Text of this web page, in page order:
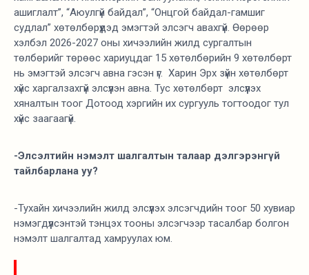
ашиглалт”, “Аюулгүй байдал”, “Онцгой байдал-гамшиг
судлал” хөтөлбөрүүдэд эмэгтэй элсэгч авахгүй. Өөрөөр
хэлбэл 2026-2027 оны хичээлийн жилд сургалтын
төлбөрийг төрөөс хариуцдаг 15 хөтөлбөрийн 9 хөтөлбөрт
нь эмэгтэй элсэгч авна гэсэн үг. Харин Эрх зүйн хөтөлбөрт
хүйс харгалзахгүй элсүүлэн авна. Тус хөтөлбөрт элсүүлэх
хяналтын тоог Дотоод хэргийн их сургууль тогтоодог тул
хүйс заагаагүй.
-Элсэлтийн нэмэлт шалгалтын талаар дэлгэрэнгүй
тайлбарлана уу?
-Тухайн хичээлийн жилд элсүүлэх элсэгчдийн тоог 50 хувиар
нэмэгдүүлсэнтэй тэнцэх тооны элсэгчээр тасалбар болгон
нэмэлт шалгалтад хамруулах юм.